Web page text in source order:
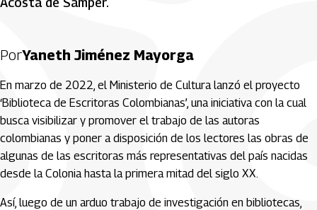
PorYaneth Jiménez Mayorga
En marzo de 2022, el Ministerio de Cultura lanzó el proyecto
‘Biblioteca de Escritoras Colombianas’, una iniciativa con la cual
busca visibilizar y promover el trabajo de las autoras
colombianas y poner a disposición de los lectores las obras de
algunas de las escritoras más representativas del país nacidas
desde la Colonia hasta la primera mitad del siglo XX.
Así, luego de un arduo trabajo de investigación en bibliotecas,